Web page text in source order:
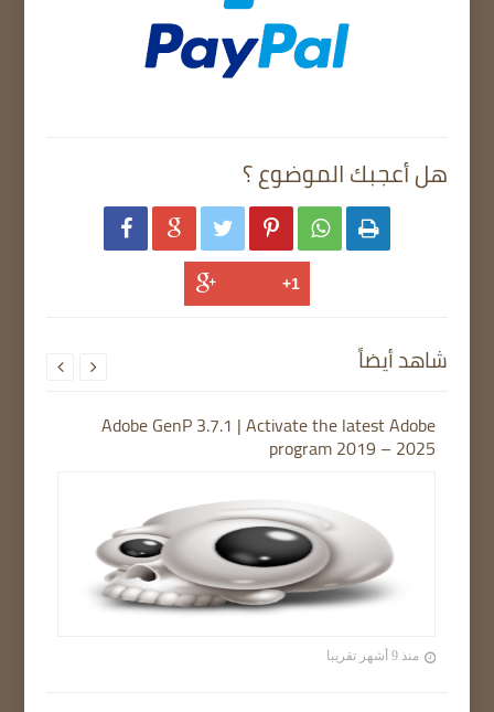
هل أعجبك الموضوع ؟
     
شاهد أيضاً
Adobe GenP 3.7.1 | Activate the latest Adobe
program 2019 – 2025
منذ 9 أشهر تقريبا
 